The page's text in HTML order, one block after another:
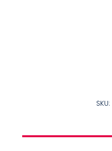
COTIZANDO
SKU: